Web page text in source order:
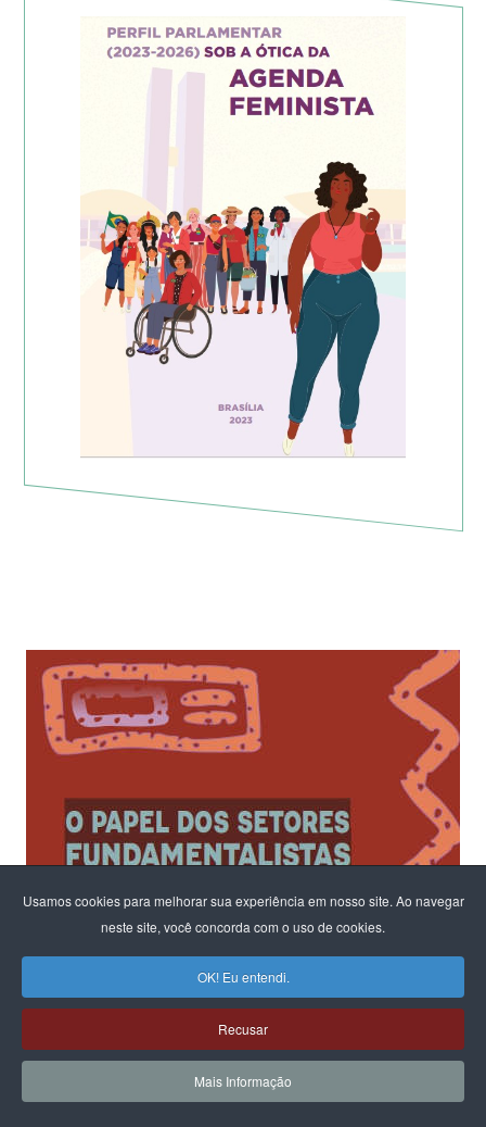
Usamos cookies para melhorar sua experiência em nosso site. Ao navegar
neste site, você concorda com o uso de cookies.
OK! Eu entendi.
Recusar
Mais Informação